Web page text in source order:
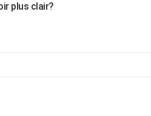
plus clair?